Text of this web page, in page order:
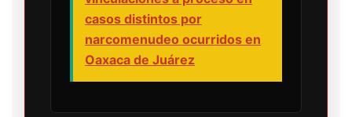
casos distintos por
narcomenudeo ocurridos en
Oaxaca de Juárez